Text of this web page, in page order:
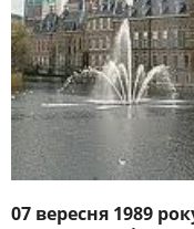
07 вересня 1989